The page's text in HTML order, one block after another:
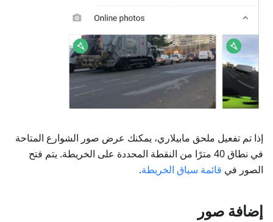
إذا تم تفعيل ملحق مابيلاري، يمكنك عرض صور الشوارع المتاحة
في نطاق 40 مترًا من النقطة المحددة على الخريطة. يتم فتح
الصور في قائمة سياق الخريطة.
إضافة صور